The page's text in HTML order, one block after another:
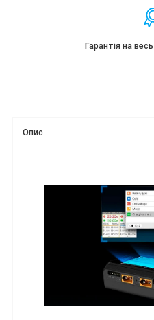
Гарантія на
Опис